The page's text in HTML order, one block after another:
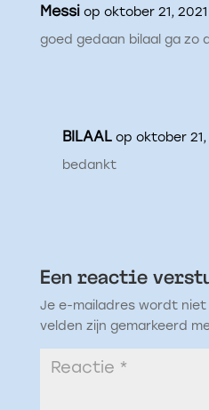
Messi op oktober 21,
goed gedaan bilaal ga zo
BILAAL op oktober 21,
bedankt
Een reactie
Je e-mailadres wordt niet
velden zijn gemarkeerd